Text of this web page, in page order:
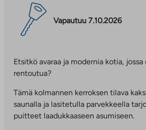
Vapautuu 7.10.2026
Etsitkö avaraa ja modernia kotia, jossa
rentoutua?
Tämä kolmannen kerroksen tilava
saunalla ja lasitetulla parvekkeella
puitteet laadukkaaseen asumiseen.